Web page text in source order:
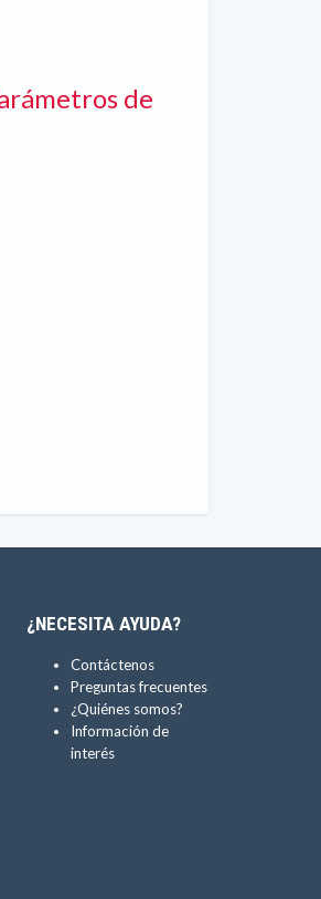
de
¿NECESITA AYUDA?
Contáctenos
Preguntas frecuentes
¿Quiénes somos?
Información de
interés